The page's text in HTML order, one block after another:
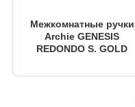
Межкомнатные ручки
Archie GENESIS
REDONDO S. GOLD